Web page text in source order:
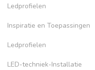
Ledprofielen
Inspiratie en Toepassingen
Ledprofielen
LED-techniek-Installatie